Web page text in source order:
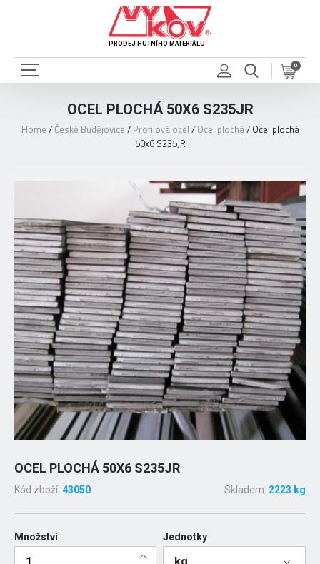
PRODEJ HUTNÍHO MATERIÁLU
0
OCEL PLOCHÁ 50X6 S235JR
Home / České Budějovice / Profilová ocel / Ocel plochá/ Ocel plochá
50x6 S235JR
OCEL PLOCHÁ 50X6 S235JR
Kód zboží: 43050 Skladem: 2223 kg
Množství Jednotky